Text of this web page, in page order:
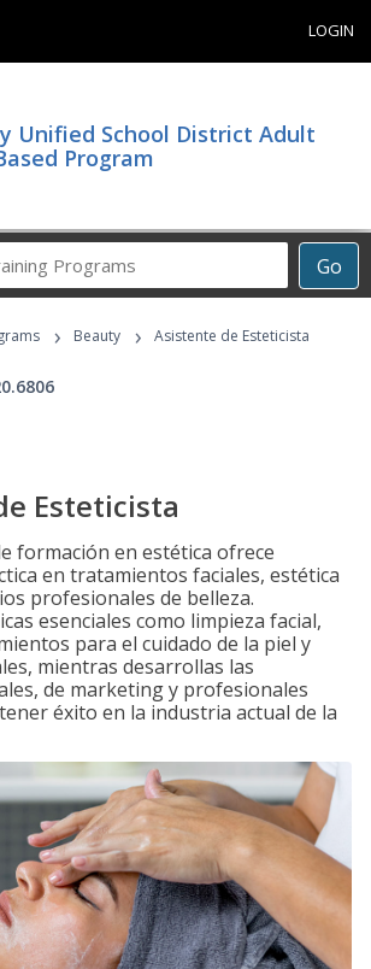
LOGIN
Unified School District Adult
Program
Go
Career
Programs
› Beauty › Asistente de Esteticista
Esteticista
formación en estética ofrece
en tratamientos faciales, estética
profesionales de belleza.
esenciales como limpieza facial,
para el cuidado de la piel y
mientras desarrollas las
de marketing y profesionales
éxito en la industria actual de la